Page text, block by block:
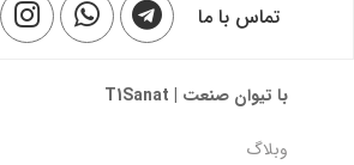
تماس با ما
با تیوان صنعت | T1Sanat
وبلاگ